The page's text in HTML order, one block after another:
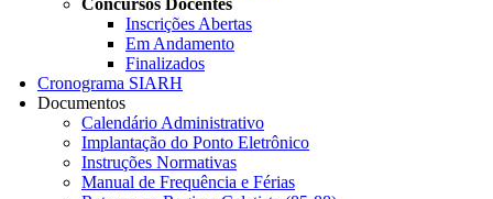
Inscrições Abertas
Em Andamento
Finalizados
Cronograma SIARH
Documentos
Calendário Administrativo
Implantação do Ponto Eletrônico
Instruções Normativas
Manual de Frequência e Férias